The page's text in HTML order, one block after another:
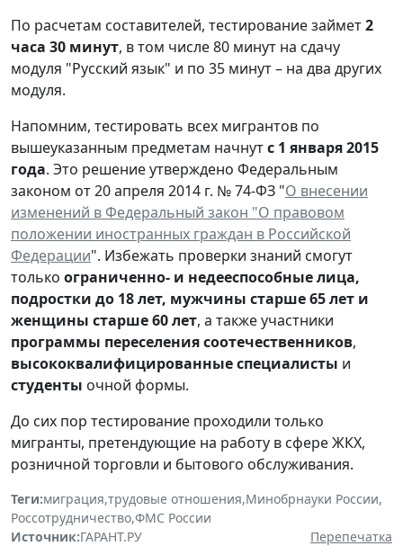
По расчетам составителей, тестирование займет2
часа 30 минут, в том числе 80 минут на сдачу
модуля "Русский язык" и по 35 минут – на два других
модуля.
Напомним, тестировать всех мигрантов по
вышеуказанным предметам начнутс 1 января 2015
года. Это решение утверждено Федеральным
законом от 20 апреля 2014 г. № 74-ФЗ "О внесении
изменений в Федеральный закон "О правовом
положении иностранных граждан в Российской
Федерации". Избежать проверки знаний смогут
только ограниченно- и недееспособные лица,
подростки до 18 лет, мужчины старше 65 лет и
женщины старше60 лет, а также участники
программы переселения соотечественников,
высококвалифицированные специалисты и
студенты очной формы.
До сих пор тестирование проходили только
мигранты, претендующие на работу в сфере ЖКХ,
розничной торговли и бытового обслуживания.
Теги:миграция,трудовые отношения,Минобрнауки России,
Россотрудничество,ФМС России
Источник:ГАРАНТ.РУ
Перепечатка